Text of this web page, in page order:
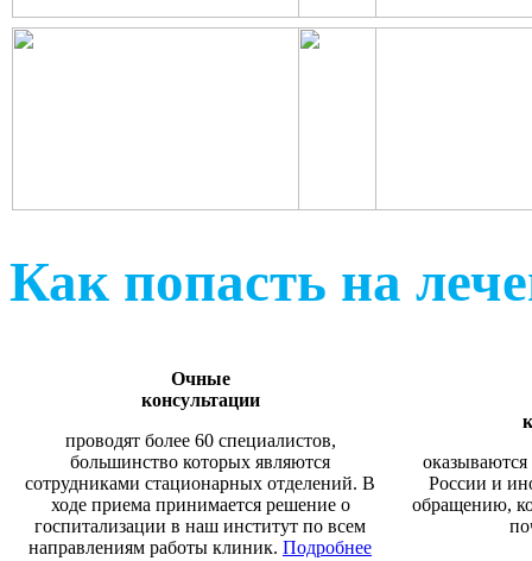
Как попасть на
Очные
консультации
проводят более 60 специалистов,
большинство которых являются
сотрудниками стационарных отделений. В
ходе приема принимается решение о
госпитализации в наш институт по всем
направлениям работы клиник. Подробнее
России и
обращению,